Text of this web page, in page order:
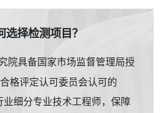
选择检测项目？
院具备国家市场监督管理局授
格评定认可委员会认可的
业细分专业技术工程师，保障